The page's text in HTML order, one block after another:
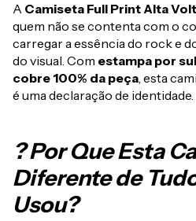
A Camiseta Full Print Alta
quem não se contenta com o
carregar a essência do rock e
do visual. Com estampa por
cobre 100% da peça, esta
é uma declaração de identidade.
? Por Que Esta
Diferente de
Usou?